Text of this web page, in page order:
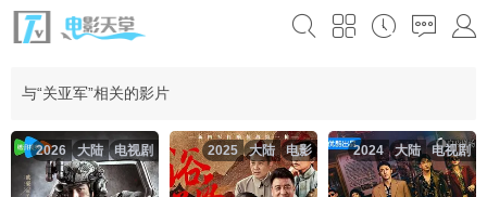
与“关亚军”相关的影片
电视剧
大陆
2026 电影
大陆
2025 电视剧
大陆
2024